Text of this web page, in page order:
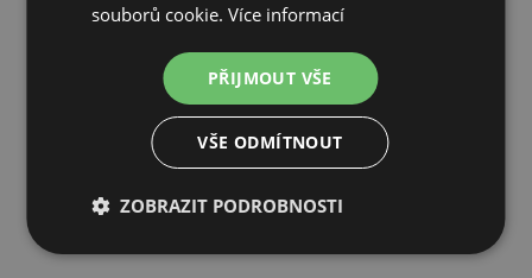
122 Kč
SKLADEM
souborů cookie.Více informací
PŘIJMOUT VŠE
VŠE ODMÍTNOUT
ZOBRAZIT PODROBNOSTI